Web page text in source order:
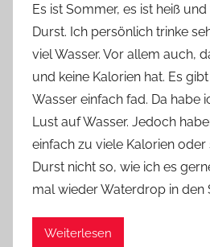
n
Y
v
o
n
n
e
Es ist Sommer, es ist heiß
Durst. Ich persönlich trinke
viel Wasser. Vor allem auch,
und keine Kalorien hat. Es
Wasser einfach fad. Da habe
Lust auf Wasser. Jedoch
einfach zu viele Kalorien
Durst nicht so, wie ich es
mal wieder Waterdrop in den
Weiterlesen